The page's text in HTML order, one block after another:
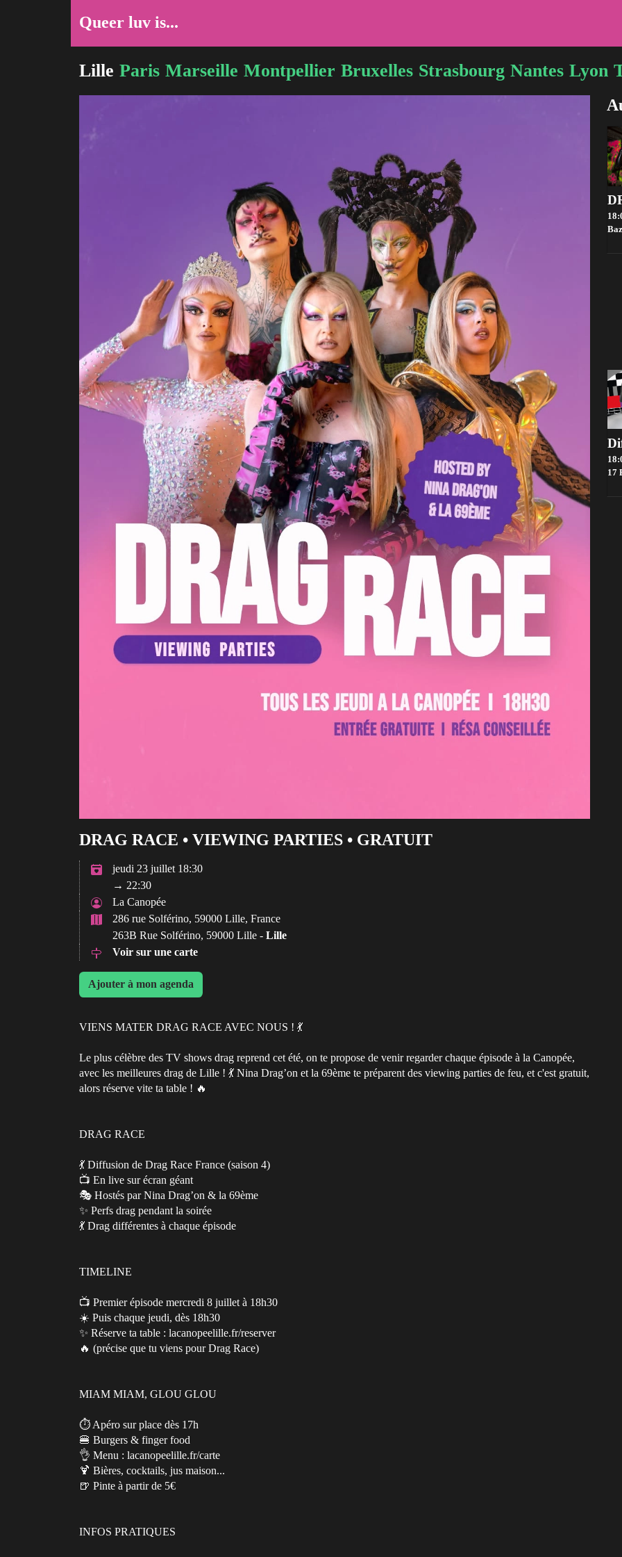
Queer luv is...
Lille Paris Marseille Montpellier Bruxelles Strasbourg Nantes Lyon
DRAG RACE • VIEWING PARTIES • GRATUIT
jeudi 23 juillet 18:30
→ 22:30
La Canopée
286 rue Solférino, 59000 Lille, France
263B Rue Solférino, 59000 Lille - Lille
Voir sur une carte
Ajouter à mon agenda
VIENS MATER DRAG RACE AVEC NOUS ! 💃
Le plus célèbre des TV shows drag reprend cet été, on te propose de venir regarder chaque épisode à la Canopée,
avec les meilleures drag de Lille ! 💃 Nina Drag’on et la 69ème te préparent des viewing parties de feu, et c'est gratuit,
alors réserve vite ta table ! 🔥
DRAG RACE
💃 Diffusion de Drag Race France (saison 4)
📺 En live sur écran géant
🎭 Hostés par Nina Drag’on & la 69ème
✨ Perfs drag pendant la soirée
💃 Drag différentes à chaque épisode
TIMELINE
📺 Premier épisode mercredi 8 juillet à 18h30
☀️ Puis chaque jeudi, dès 18h30
✨ Réserve ta table : lacanopeelille.fr/reserver
🔥 (précise que tu viens pour Drag Race)
MIAM MIAM, GLOU GLOU
⏱️ Apéro sur place dès 17h
🍔 Burgers & finger food
👌 Menu : lacanopeelille.fr/carte
🍹 Bières, cocktails, jus maison...
🍺 Pinte à partir de 5€
INFOS PRATIQUES
17